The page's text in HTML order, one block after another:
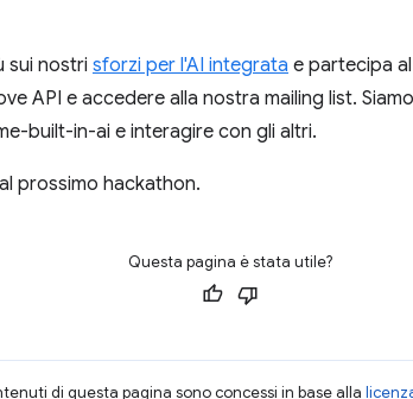
sui nostri sforzi per l'AI integrata e partecipa al
API e accedere alla nostra mailing list.
built-in-ai e interagire con gli altri.
prossimo hackathon.
Questa pagina è stata utile?
di questa pagina sono concessi in base alla